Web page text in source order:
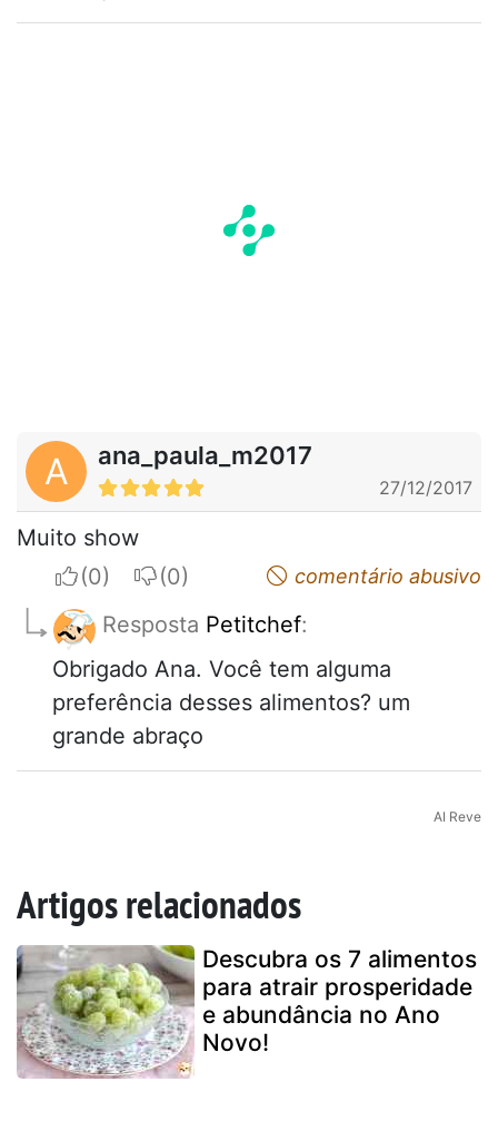
A ana_paula_m2017
27/12/2017
Muito show
I apreciateI do not appreciatecomentário abusivo
Resposta Petitchef:
Obrigado Ana. Você tem alguma
preferência desses alimentos? um
grande abraço
AI Reve
Artigos relacionados
Descubra os 7 alimentos
para atrair prosperidade
e abundância no Ano
Novo!